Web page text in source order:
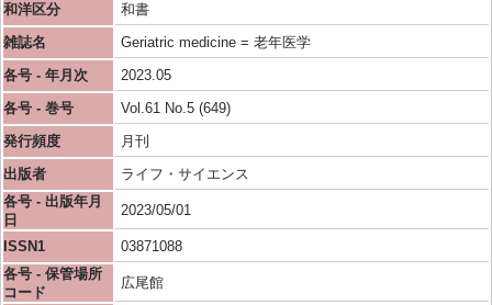
和洋区分
和書
雑誌名
Geriatric medicine = 老年医学
各号 - 年月次
2023.05
各号 - 巻号
Vol.61 No.5 (649)
発行頻度
月刊
出版者
ライフ・サイエンス
各号 - 出版年月
日
2023/05/01
ISSN1
03871088
各号 - 保管場所
コード
広尾館